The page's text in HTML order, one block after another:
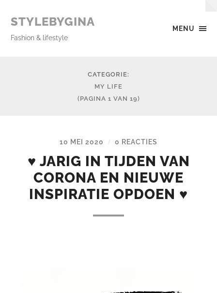
MENU
STYLEBYGINA
Fashion & lifestyle
CATEGORIE:
MY LIFE
(PAGINA 1 VAN 19)
10 MEI 2020 / 0 REACTIES
♥ JARIG IN TIJDEN VAN
CORONA EN NIEUWE
INSPIRATIE OPDOEN ♥